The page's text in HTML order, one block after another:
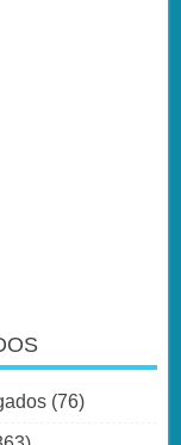
(76)